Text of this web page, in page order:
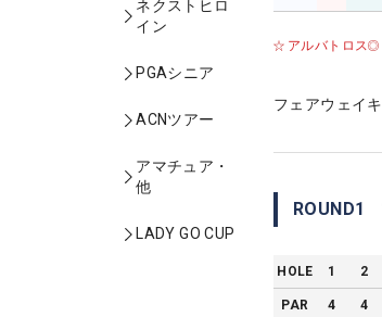
ネクストヒロ
イン
PGAシニア
ACNツアー
アマチュア・
他
LADY GO CUP
アルバトロス
フェアウェイ
ROUND1
HOLE 1 2
PAR 4 4